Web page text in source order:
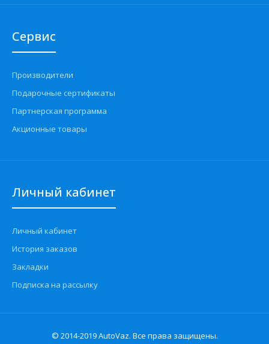
Сервис
Производители
Подарочные сертификаты
Партнерская программа
Акционные товары
Личный кабинет
Личный кабинет
История заказов
Закладки
Подписка на рассылку
© 2014-2019 AutoVaz. Все права защищены.